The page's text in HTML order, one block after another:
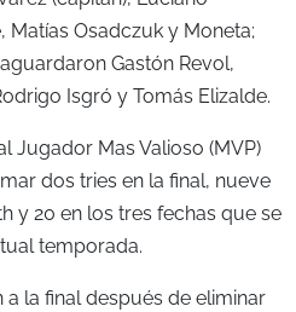
Matías Osadczuk y Moneta;
Gastón Revol,
Isgró y Tomás Elizalde.
Jugador Mas Valioso (MVP)
dos tries en la final, nueve
y 20 en los tres fechas que se
temporada.
a la final después de eliminar